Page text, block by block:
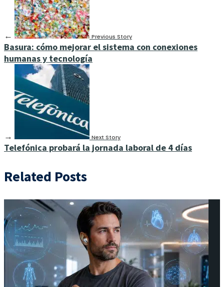
← Previous Story
Basura: cómo mejorar el sistema con conexiones
humanas y tecnología
→ Next Story
Telefónica probará la jornada laboral de 4 días
Related Posts